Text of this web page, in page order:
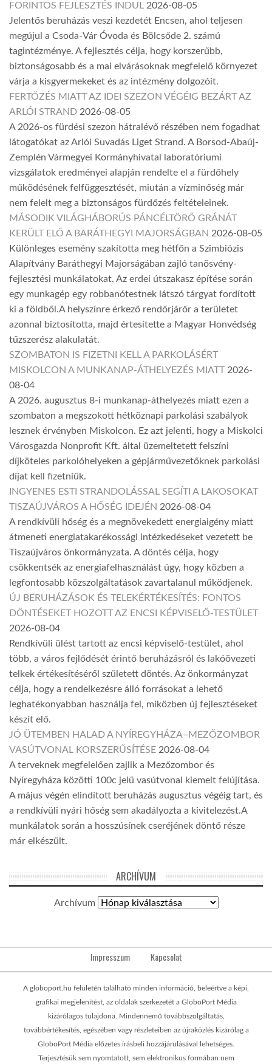
FORINTOS FEJLESZTÉS INDUL 2026-08-05
Jelentős beruházás veszi kezdetét Encsen, ahol teljesen
megújul a Csoda-Vár Óvoda és Bölcsőde 2. számú
tagintézménye. A fejlesztés célja, hogy korszerűbb,
biztonságosabb és a mai elvárásoknak megfelelő környezet
várja a kisgyermekeket és az intézmény dolgozóit.
FERTŐZÉS MIATT AZ IDEI SZEZON VÉGÉIG BEZÁRT AZ
ARLÓI STRAND 2026-08-05
A 2026-os fürdési szezon hátralévő részében nem fogadhat
látogatókat az Arlói Suvadás Liget Strand. A Borsod-Abaúj-
Zemplén Vármegyei Kormányhivatal laboratóriumi
vizsgálatok eredményei alapján rendelte el a fürdőhely
működésének felfüggesztését, miután a vízminőség már
nem felelt meg a biztonságos fürdőzés feltételeinek.
MÁSODIK VILÁGHÁBORÚS PÁNCÉLTÖRŐ GRÁNÁT
KERÜLT ELŐ A BARÁTHEGYI MAJORSÁGBAN 2026-08-05
Különleges esemény szakította meg hétfőn a Szimbiózis
Alapítvány Baráthegyi Majorságában zajló tanösvény-
fejlesztési munkálatokat. Az erdei útszakasz építése során
egy munkagép egy robbanótestnek látszó tárgyat fordított
ki a földből.A helyszínre érkező rendőrjárőr a területet
azonnal biztosította, majd értesítette a Magyar Honvédség
tűzszerész alakulatát.
SZOMBATON IS FIZETNI KELL A PARKOLÁSÉRT
MISKOLCON A MUNKANAP-ÁTHELYEZÉS MIATT 2026-
08-04
A 2026. augusztus 8-i munkanap-áthelyezés miatt ezen a
szombaton a megszokott hétköznapi parkolási szabályok
lesznek érvényben Miskolcon. Ez azt jelenti, hogy a Miskolci
Városgazda Nonprofit Kft. által üzemeltetett felszíni
díjköteles parkolóhelyeken a gépjárművezetőknek parkolási
díjat kell fizetniük.
INGYENES ESTI STRANDOLÁSSAL SEGÍTI A LAKOSOKAT
TISZAÚJVÁROS A HŐSÉG IDEJÉN 2026-08-04
A rendkívüli hőség és a megnövekedett energiaigény miatt
átmeneti energiatakarékossági intézkedéseket vezetett be
Tiszaújváros önkormányzata. A döntés célja, hogy
csökkentsék az energiafelhasználást úgy, hogy közben a
legfontosabb közszolgáltatások zavartalanul működjenek.
ÚJ BERUHÁZÁSOK ÉS TELEKÉRTÉKESÍTÉS: FONTOS
DÖNTÉSEKET HOZOTT AZ ENCSI KÉPVISELŐ-TESTÜLET
2026-08-04
Rendkívüli ülést tartott az encsi képviselő-testület, ahol
több, a város fejlődését érintő beruházásról és lakóövezeti
telkek értékesítéséről született döntés. Az önkormányzat
célja, hogy a rendelkezésre álló forrásokat a lehető
leghatékonyabban használja fel, miközben új fejlesztéseket
készít elő.
JÓ ÜTEMBEN HALAD A NYÍREGYHÁZA–MEZŐZOMBOR
VASÚTVONAL KORSZERŰSÍTÉSE 2026-08-04
A terveknek megfelelően zajlik a Mezőzombor és
Nyíregyháza közötti 100c jelű vasútvonal kiemelt felújítása.
A május végén elindított beruházás augusztus végéig tart, és
a rendkívüli nyári hőség sem akadályozta a kivitelezést.A
munkálatok során a hosszúsínek cseréjének döntő része
már elkészült.
ARCHÍVUM
Archívum
Impresszum Kapcsolat
A globoport.hu felületén található minden információ, beleértve a képi,
grafikai megjelenítést, az oldalak szerkezetét a GloboPort Média
kizárólagos tulajdona. Mindennemű továbbszolgáltatás,
továbbértékesítés, egészében vagy részleteiben az újraközlés kizárólag a
GloboPort Média előzetes írásbeli hozzájárulásával lehetséges.
Terjesztésük sem nyomtatott, sem elektronikus formában nem